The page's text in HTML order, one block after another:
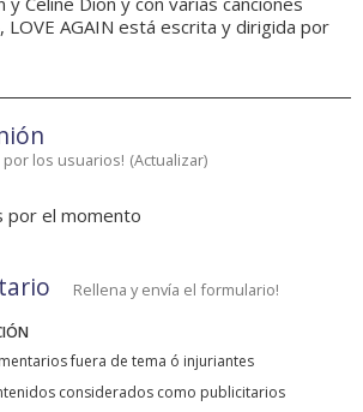
LOVE AGAIN está escrita y dirigida por
los usuarios! (Actualizar)
por el momento
Rellena y envía el formulario!
fuera de tema ó injuriantes
considerados como publicitarios